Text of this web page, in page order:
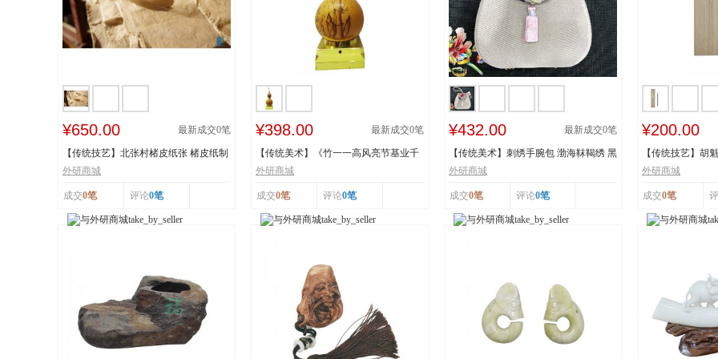
¥650.00 最新成交0笔
【传统技艺】北张村楮皮纸张 楮皮纸制
作技艺 国...
外研商城
成交0笔 评论0笔
¥398.00 最新成交0笔
【传统美术】《竹一一高风亮节基业千
秋》 福禄亿家...
外研商城
成交0笔 评论0笔
¥432.00 最新成交0笔
【传统美术】刺绣手腕包 渤海靺鞨绣 黑
龙江省牡丹...
外研商城
成交0笔 评论0笔
¥200.00
【传统技艺】胡
阳胡魁章制...
外研商城
成交0笔